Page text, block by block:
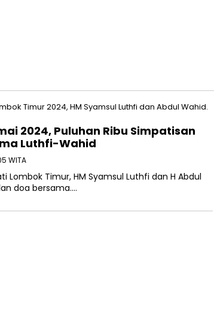
2024, Puluhan Ribu Simpatisan
Luthfi-Wahid
WITA
Lombok Timur, HM Syamsul Luthfi dan H Abdul
doa bersama….